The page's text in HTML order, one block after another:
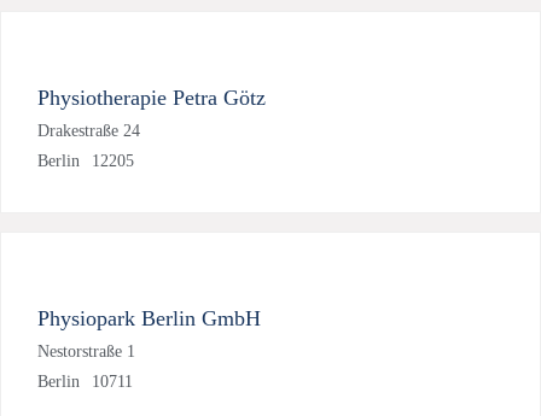
Physiotherapie Petra Götz
Drakestraße 24
Berlin
12205
Physiopark Berlin GmbH
Nestorstraße 1
Berlin
10711